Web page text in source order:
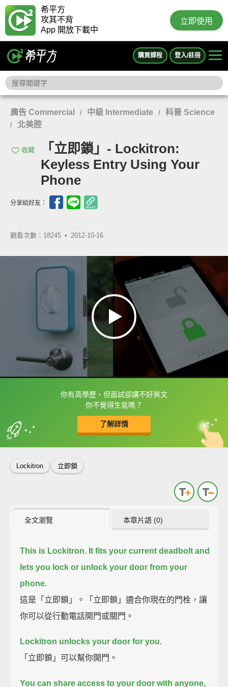
希平方
攻其不背
App 開放下載中
立即使用
購買課程 登入/註冊
廣告 Commercial / 中級 Intermediate / 科普 Science
/ 北美腔
收藏
「立即鎖」- Lockitron:
Keyless Entry Using Your
Phone
分享給好友：
觀看次數：18245 • 2012-10-16
你有高學歷，但面試卻講不好英文
你不覺得生氣嗎？
了解詳情
框選或點兩下字幕可以直接查字典喔！
收錄佳句 中
英
Lockitron 立即鎖
全文瀏覽 本章片語 (0)
This is Lockitron. It fits your current deadbolt and
lets you lock or unlock your door from your
phone.
這是「立即鎖」。「立即鎖」適合你現在的門栓，讓
你可以從行動電話開門或關門。
Lockitron unlocks your door for you.
「立即鎖」可以幫你開門。
You can share access to your door with anyone,